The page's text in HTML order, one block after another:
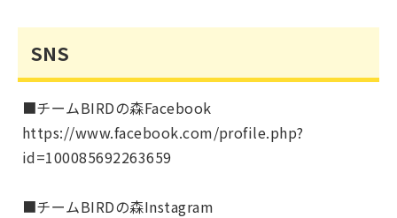
SNS
■チームBIRDの森Facebook
https://www.facebook.com/profile.php?
id=100085692263659
■チームBIRDの森Instagram